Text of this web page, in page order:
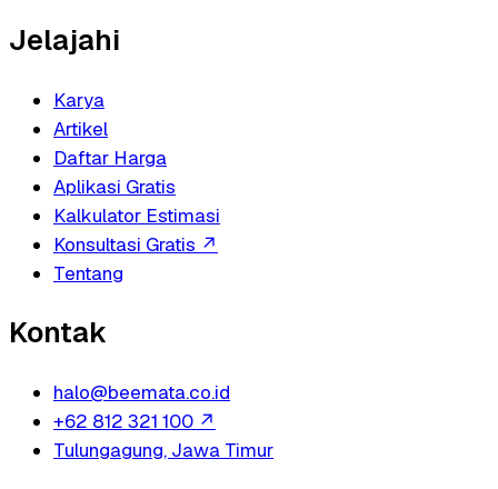
Jelajahi
Karya
Artikel
Daftar Harga
Aplikasi Gratis
Kalkulator Estimasi
Konsultasi Gratis ↗
Tentang
Kontak
halo@beemata.co.id
+62 812 321 100 ↗
Tulungagung, Jawa Timur